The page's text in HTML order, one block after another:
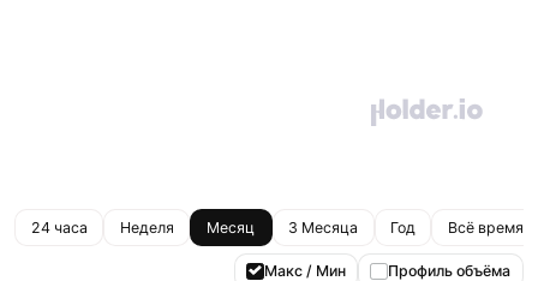
24 часа Неделя Месяц 3 Месяца Год Всё время
Макс / Мин Профиль объёма